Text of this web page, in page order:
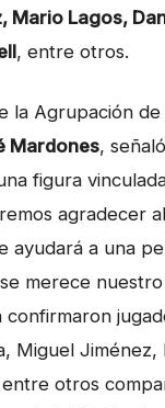
Mario Lagos,
, entre otros.
la Agrupación
Mardones,
figura
agradecer
ayudará a una
merece
confirmaron
Miguel Jiménez,
entre otros